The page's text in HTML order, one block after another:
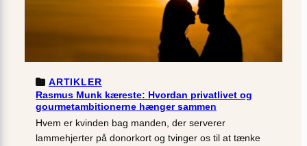
ARTIKLER
Rasmus Munk kæreste: Hvordan privatlivet og
gourmetambitionerne hænger sammen
Hvem er kvinden bag manden, der serverer
lammehjerter på donorkort og tvinger os til at tænke